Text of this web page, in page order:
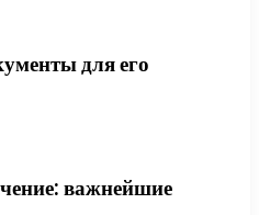
для его
важнейшие